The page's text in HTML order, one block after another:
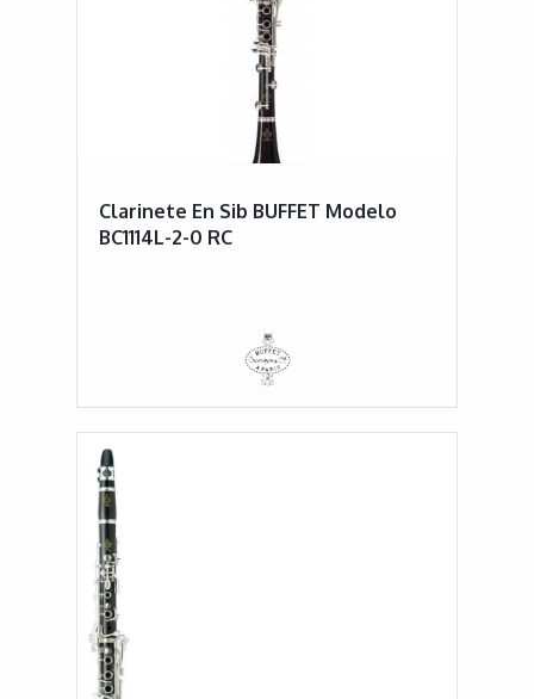
Clarinete En Sib BUFFET Modelo
BC1114L-2-0 RC